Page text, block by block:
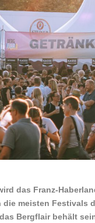
das Franz-
meisten Festivals
Bergflair behält